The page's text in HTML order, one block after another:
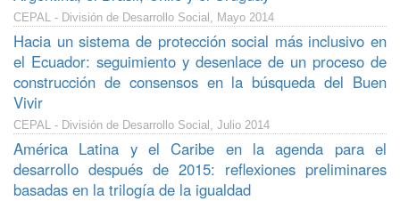
CEPAL - División de Desarrollo Social, Mayo 2014
Hacia un sistema de protección social más inclusivo en
el Ecuador: seguimiento y desenlace de un proceso de
construcción de consensos en la búsqueda del Buen
Vivir
CEPAL - División de Desarrollo Social, Julio 2014
América Latina y el Caribe en la agenda para el
desarrollo después de 2015: reflexiones preliminares
basadas en la trilogía de la igualdad